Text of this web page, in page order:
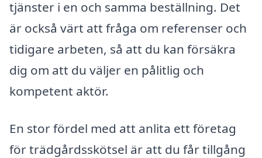
tjänster i en och samma beställning. Det
är också värt att fråga om referenser och
tidigare arbeten, så att du kan försäkra
dig om att du väljer en pålitlig och
kompetent aktör.
En stor fördel med att anlita ett företag
för trädgårdsskötsel är att du får tillgång